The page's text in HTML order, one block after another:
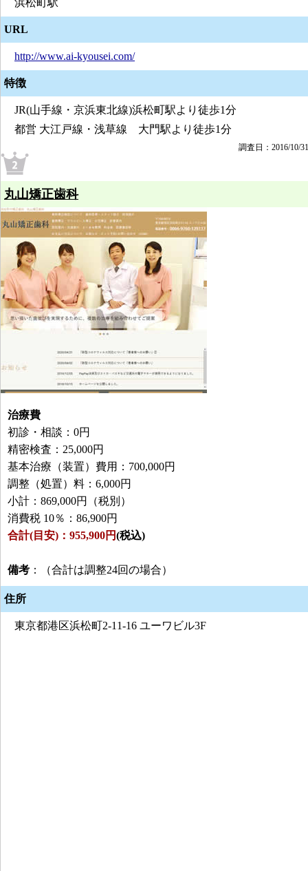
浜松町駅
URL
http://www.ai-kyousei.com/
特徴
JR(山手線・京浜東北線)浜松町駅より徒歩1分
都営 大江戸線・浅草線 大門駅より徒歩1分
調査日：2016/10/31
丸山矯正歯科
治療費
初診・相談：0円
精密検査：25,000円
基本治療（装置）費用：700,000円
調整（処置）料：6,000円
小計：869,000円（税別）
消費税 10％：86,900円
合計(目安)：955,900円(税込)
備考 ：（合計は調整24回の場合）
住所
東京都港区浜松町2-11-16 ユーワビル3F